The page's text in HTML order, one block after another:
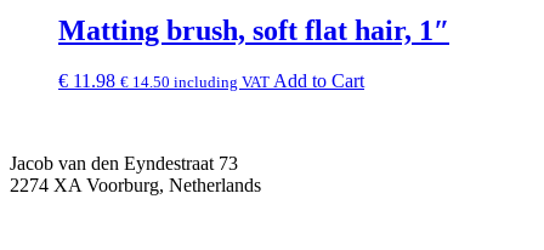
Matting brush, soft flat hair, 1″
€ 11.98 € 14.50 including VAT Add to Cart
Jacob van den Eyndestraat 73
2274 XA Voorburg, Netherlands